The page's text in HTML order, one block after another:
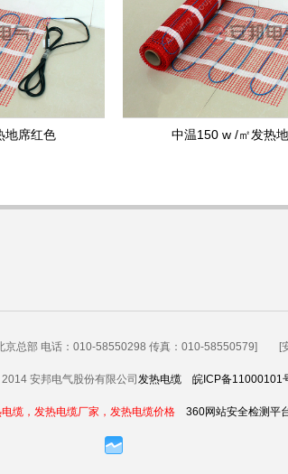
地席红色 中温150 w /㎡发热
部 电话：010-58550298 传真：010-58550579] [安
安邦电气股份有限公司 发热电缆 皖ICP备11000101
缆，发热电缆厂家，发热电缆价格 360网站安全检测平